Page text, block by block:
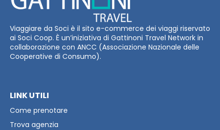
Viaggiare da Soci è il sito e-commerce dei viaggi riservato
ai Soci Coop. È un’iniziativa di Gattinoni Travel Network in
collaborazione con ANCC (Associazione Nazionale delle
Cooperative di Consumo).
LINK UTILI
Come prenotare
Trova agenzia